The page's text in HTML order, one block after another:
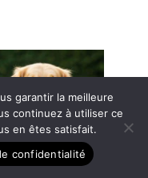
garantir la meilleure
continuez à utiliser ce
en êtes satisfait.
confidentialité